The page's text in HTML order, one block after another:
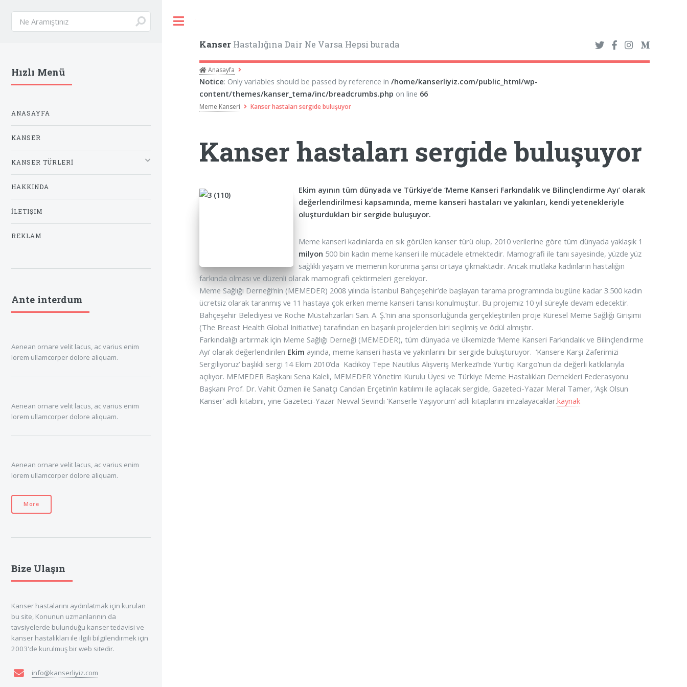
Kanser Hastalığına Dair Ne Varsa Hepsi burada
Anasayfa
Notice: Only variables should be passed by reference in/home/kanserliyiz.com/public_html/wp-
content/themes/kanser_tema/inc/breadcrumbs.php on line 66
Meme Kanseri Kanser hastaları sergide buluşuyor
Kanser hastaları sergide buluşuyor
Ekim ayının tüm dünyada ve Türkiye’de ‘Meme Kanseri Farkındalık ve Bilinçlendirme Ayı’ olarak
değerlendirilmesi kapsamında, meme kanseri hastaları ve yakınları, kendi yetenekleriyle
oluşturdukları bir sergide buluşuyor.
Meme kanseri kadınlarda en sık görülen kanser türü olup, 2010 verilerine göre tüm dünyada yaklaşık 1
milyon 500 bin kadın meme kanseri ile mücadele etmektedir. Mamografi ile tanı sayesinde, yüzde yüz
sağlıklı yaşam ve memenin korunma şansı ortaya çıkmaktadır. Ancak mutlaka kadınların hastalığın
farkında olması ve düzenli olarak mamografi çektirmeleri gerekiyor.
Meme Sağlığı Derneği‘nin (MEMEDER) 2008 yılında İstanbul Bahçeşehir’de başlayan tarama programında bugüne kadar 3.500 kadın
ücretsiz olarak taranmış ve 11 hastaya çok erken meme kanseri tanısı konulmuştur. Bu projemiz 10 yıl süreyle devam edecektir.
Bahçeşehir Belediyesi ve Roche Müstahzarları San. A. Ş.’nin ana sponsorluğunda gerçekleştirilen proje Küresel Meme Sağlığı Girişimi
(The Breast Health Global Initiative) tarafından en başarılı projelerden biri seçilmiş ve ödül almıştır.
Farkındalığı artırmak için Meme Sağlığı Derneği (MEMEDER), tüm dünyada ve ülkemizde ‘Meme Kanseri Farkındalık ve Bilinçlendirme
Ayı’ olarak değerlendirilen Ekim ayında, meme kanseri hasta ve yakınlarını bir sergide buluşturuyor. ‘Kansere Karşı Zaferimizi
Sergiliyoruz’ başlıklı sergi 14 Ekim 2010’da Kadıköy Tepe Nautilus Alışveriş Merkezi’nde Yurtiçi Kargo’nun da değerli katkılarıyla
açılıyor. MEMEDER Başkanı Sena Kaleli, MEMEDER Yönetim Kurulu Üyesi ve Türkiye Meme Hastalıkları Dernekleri Federasyonu
Başkanı Prof. Dr. Vahit Özmen ile Sanatçı Candan Erçetin’in katılımı ile açılacak sergide, Gazeteci-Yazar Meral Tamer, ‘Aşk Olsun
Kanser’ adlı kitabını, yine Gazeteci-Yazar Nevval Sevindi ‘Kanserle Yaşıyorum’ adlı kitaplarını imzalayacaklar.kaynak
Hızlı Menü
ANASAYFA
KANSER
KANSER TÜRLERİ
HAKKINDA
İLETIŞIM
REKLAM
Ante interdum
Aenean ornare velit lacus, ac varius enim
lorem ullamcorper dolore aliquam.
Aenean ornare velit lacus, ac varius enim
lorem ullamcorper dolore aliquam.
Aenean ornare velit lacus, ac varius enim
lorem ullamcorper dolore aliquam.
More
Bize Ulaşın
Kanser hastalarını aydınlatmak için kurulan
bu site, Konunun uzmanlarının da
tavsiyelerde bulunduğu kanser tedavisi ve
kanser hastalıkları ile ilgili bilgilendirmek için
2003'de kurulmuş bir web sitedir.
info@kanserliyiz.com